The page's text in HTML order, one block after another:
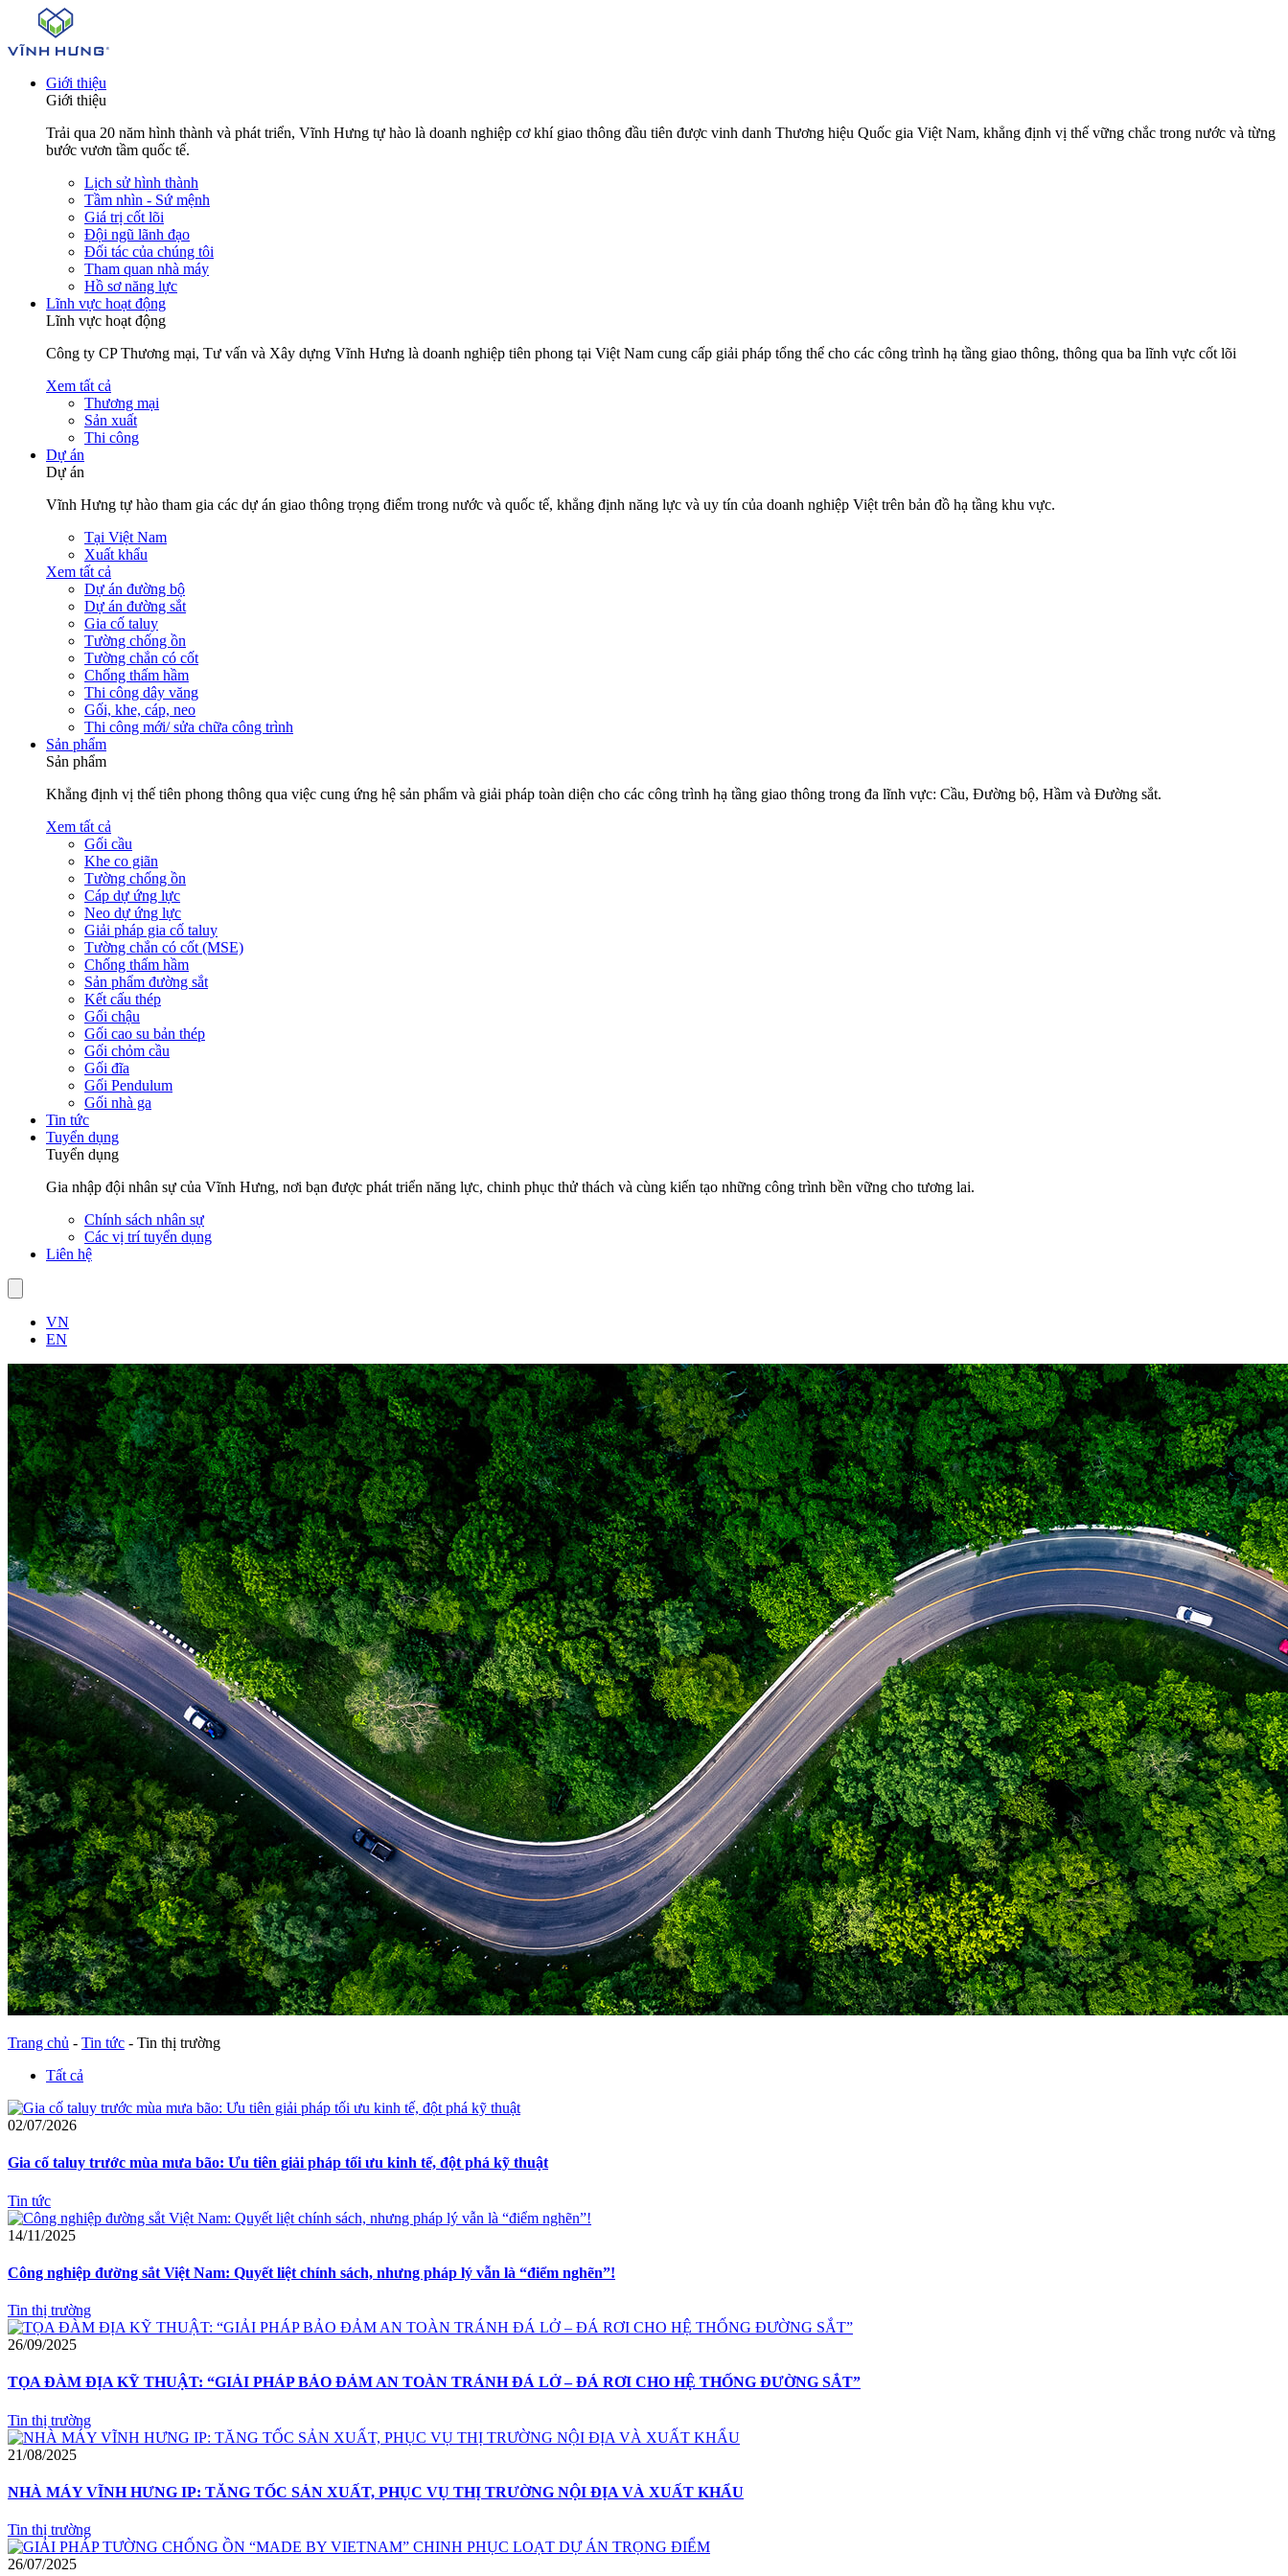
Giới thiệu
Giới thiệu
Trải qua 20 năm hình thành và phát triển, Vĩnh Hưng tự hào là doanh nghiệp cơ khí giao thông đầu tiên được vinh danh Thương hiệu Quốc gia Việt Nam, khẳng định vị thế vững chắc trong nước và từng
bước vươn tầm quốc tế.
Lịch sử hình thành
Tầm nhìn - Sứ mệnh
Giá trị cốt lõi
Đội ngũ lãnh đạo
Đối tác của chúng tôi
Tham quan nhà máy
Hồ sơ năng lực
Lĩnh vực hoạt động
Lĩnh vực hoạt động
Công ty CP Thương mại, Tư vấn và Xây dựng Vĩnh Hưng là doanh nghiệp tiên phong tại Việt Nam cung cấp giải pháp tổng thể cho các công trình hạ tầng giao thông, thông qua ba lĩnh vực cốt lõi
Xem tất cả
Thương mại
Sản xuất
Thi công
Dự án
Dự án
Vĩnh Hưng tự hào tham gia các dự án giao thông trọng điểm trong nước và quốc tế, khẳng định năng lực và uy tín của doanh nghiệp Việt trên bản đồ hạ tầng khu vực.
Tại Việt Nam
Xuất khẩu
Xem tất cả
Dự án đường bộ
Dự án đường sắt
Gia cố taluy
Tường chống ồn
Tường chắn có cốt
Chống thấm hầm
Thi công dây văng
Gối, khe, cáp, neo
Thi công mới/ sửa chữa công trình
Sản phẩm
Sản phẩm
Khẳng định vị thế tiên phong thông qua việc cung ứng hệ sản phẩm và giải pháp toàn diện cho các công trình hạ tầng giao thông trong đa lĩnh vực: Cầu, Đường bộ, Hầm và Đường sắt.
Xem tất cả
Gối cầu
Khe co giãn
Tường chống ồn
Cáp dự ứng lực
Neo dự ứng lực
Giải pháp gia cố taluy
Tường chắn có cốt (MSE)
Chống thấm hầm
Sản phẩm đường sắt
Kết cấu thép
Gối chậu
Gối cao su bản thép
Gối chỏm cầu
Gối đĩa
Gối Pendulum
Gối nhà ga
Tin tức
Tuyển dụng
Tuyển dụng
Gia nhập đội nhân sự của Vĩnh Hưng, nơi bạn được phát triển năng lực, chinh phục thử thách và cùng kiến tạo những công trình bền vững cho tương lai.
Chính sách nhân sự
Các vị trí tuyển dụng
Liên hệ
VN
EN
Trang chủ - Tin tức - Tin thị trường
Tất cả
02/07/2026
Gia cố taluy trước mùa mưa bão: Ưu tiên giải pháp tối ưu kinh tế, đột phá kỹ thuật
Tin tức
14/11/2025
Công nghiệp đường sắt Việt Nam: Quyết liệt chính sách, nhưng pháp lý vẫn là “điểm nghẽn”!
Tin thị trường
26/09/2025
TỌA ĐÀM ĐỊA KỸ THUẬT: “GIẢI PHÁP BẢO ĐẢM AN TOÀN TRÁNH ĐÁ LỞ – ĐÁ RƠI CHO HỆ THỐNG ĐƯỜNG SẮT”
Tin thị trường
21/08/2025
NHÀ MÁY VĨNH HƯNG IP: TĂNG TỐC SẢN XUẤT, PHỤC VỤ THỊ TRƯỜNG NỘI ĐỊA VÀ XUẤT KHẨU
Tin thị trường
26/07/2025